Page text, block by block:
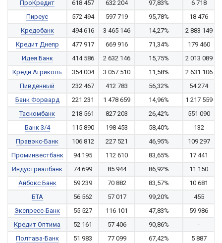
ПроКредит
618 457 632 204 97,83%
6 718
Пиреус
572 494 597 719 95,78%
18 476
Кредобанк
494 616 3 465 146 14,27%
2 883 149
Кредит Днепр
477 917 669 916 71,34%
179 460
Идея Банк
414 586 2 632 146 15,75%
2 013 089
Креди Агриколь
354 004 3 057 510 11,58%
2 631 106
Пивденный
232 467 412 783 56,32%
54 274
Банк Форвард
221 231 1 478 659 14,96%
1 217 559
Таскомбанк
218 561 827 203 26,42%
551 090
Банк 3/4
115 890 198 453 58,40%
132
Правэкс-Банк
106 812 227 521 46,95%
109 297
Проминвестбанк
94 195 112 610 83,65%
17 441
Индустриалбанк
74 699 85 944 86,92%
11 150
Айбокс Банк
59 239 70 882 83,57%
10 681
БТА
56 562 57 017 99,20%
455
Экспресс-Банк
55 527 116 101 47,83%
59 986
Кредит Оптима
52 161 57 406 90,86%
-
Полтава-Банк
51 983 77 099 67,42%
5 887